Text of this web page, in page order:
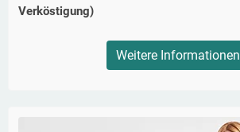
Verköstigung)
Weitere Informationen